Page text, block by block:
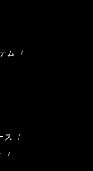
ム /
ス /
/